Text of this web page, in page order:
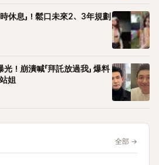
休息」！鬆口未來2、3年規劃
！崩潰喊「拜託放過我」 爆料
姐
全部 →